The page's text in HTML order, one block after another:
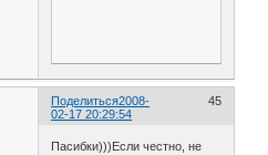
Поделиться 45
2008-
02-17 20:29:54
Пасибки)))Если честно, не